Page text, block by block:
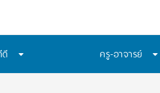
ครู-อาจารย์